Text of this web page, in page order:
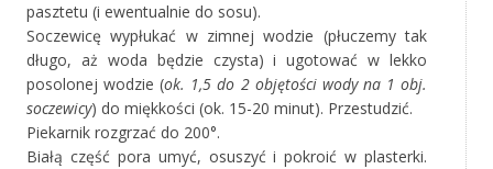
pasztetu (i ewentualnie do sosu).
Soczewicę wypłukać w zimnej wodzie (płuczemy tak
długo, aż woda będzie czysta) i ugotować w lekko
posolonej wodzie (ok. 1,5 do 2 objętości wody na 1 obj.
soczewicy) do miękkości (ok. 15-20 minut). Przestudzić.
Piekarnik rozgrzać do 200°.
Białą część pora umyć, osuszyć i pokroić w plasterki.